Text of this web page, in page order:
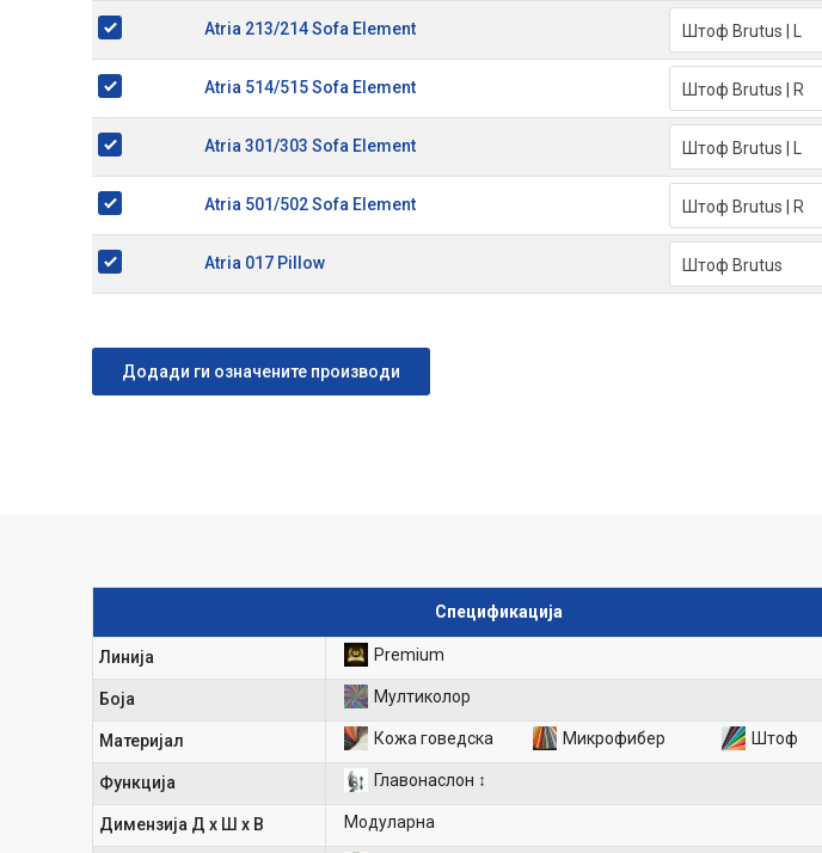
Atria 213/214 Sofa Element Штоф Brutus | L
Atria 514/515 Sofa Element Штоф Brutus | R
Atria 301/303 Sofa Element Штоф Brutus | L
Atria 501/502 Sofa Element Штоф Brutus | R
Atria 017 Pillow Штоф Brutus
Додади ги означените производи
Спецификација
Линија Premium
Боја Мултиколор
Материјал Кожа говедска Микрофибер Штоф
Функција Главонаслон ↕
Димензија Д х Ш х В Модуларна